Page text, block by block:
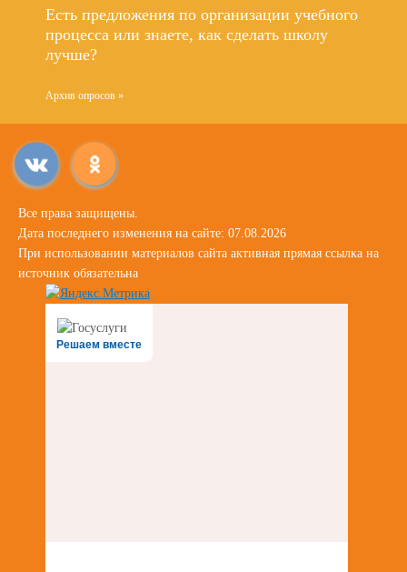
Есть предложения по организации учебного
процесса или знаете, как сделать школу
лучше?
Архив опросов »
Все права защищены.
Дата последнего изменения на сайте: 07.08.2026
При использовании материалов сайта активная прямая ссылка на
источник обязательна
Решаем вместе